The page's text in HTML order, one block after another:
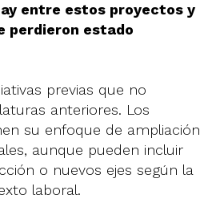
entre estos proyectos y
perdieron estado
previas que no
anteriores. Los
su enfoque de ampliación
aunque pueden incluir
o nuevos ejes según la
laboral.